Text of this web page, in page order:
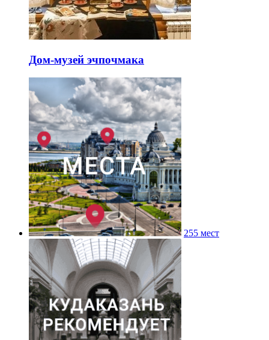
Дом-музей эчпочмака
255 мест